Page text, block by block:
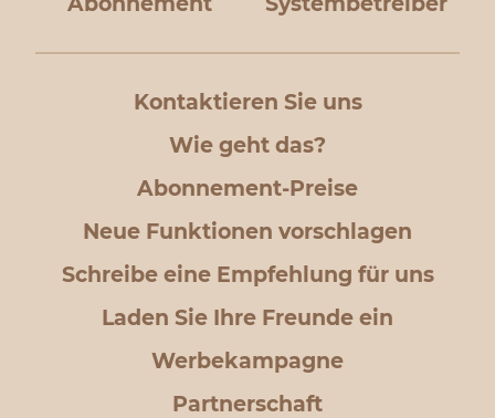
Kontaktieren Sie uns
Wie geht das?
Abonnement-Preise
Neue Funktionen vorschlagen
Schreibe eine Empfehlung für uns
Laden Sie Ihre Freunde ein
Werbekampagne
Partnerschaft